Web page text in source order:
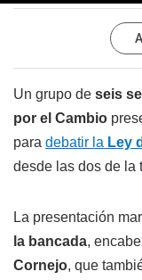
Un grupo de seis
por el Cambio
para debatir la Ley
desde las dos de la
La presentación
la bancada,
Cornejo, que